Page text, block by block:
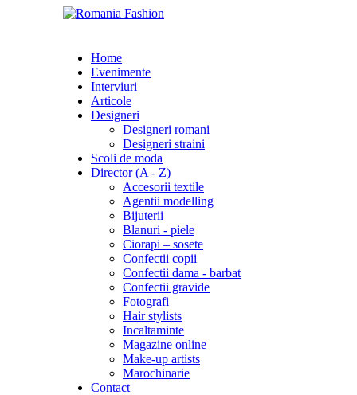
Home
Evenimente
Interviuri
Articole
Designeri
Designeri romani
Designeri straini
Scoli de moda
Director (A - Z)
Accesorii textile
Agentii modelling
Bijuterii
Blanuri - piele
Ciorapi – sosete
Confectii copii
Confectii dama - barbat
Confectii gravide
Fotografi
Hair stylists
Incaltaminte
Magazine online
Make-up artists
Marochinarie
Contact